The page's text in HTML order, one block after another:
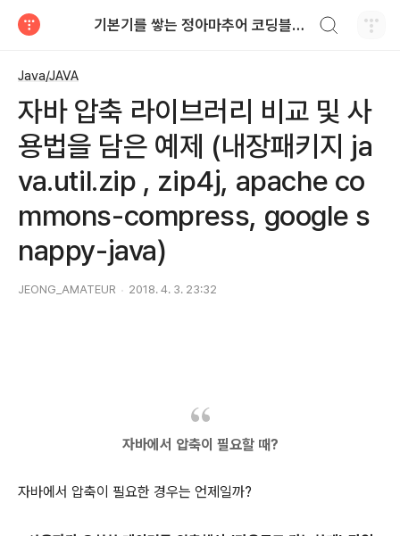
기본기를 쌓는 정아마추어 코딩블로그
Java/JAVA
자바 압축 라이브러리 비교 및 사
용법을 담은 예제 (내장패키지 ja
va.util.zip , zip4j, apache co
mmons-compress, google s
nappy-java)
JEONG_AMATEUR 2018. 4. 3. 23:32
자바에서 압축이 필요할 때?
자바에서 압축이 필요한 경우는 언제일까?